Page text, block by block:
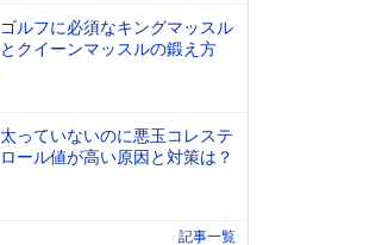
ゴルフに必須なキングマッスル
とクイーンマッスルの鍛え方
太っていないのに悪玉コレステ
ロール値が高い原因と対策は？
記事一覧